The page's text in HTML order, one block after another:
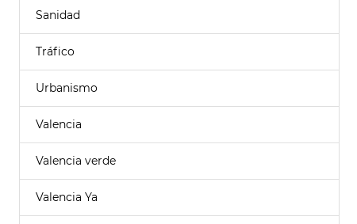
Sanidad
Tráfico
Urbanismo
Valencia
Valencia verde
Valencia Ya